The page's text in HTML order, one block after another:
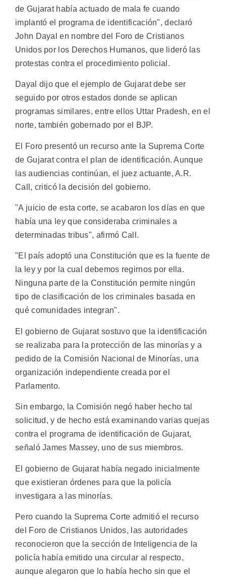
de Gujarat había actuado de mala fe cuando
implantó el programa de identificación", declaró
John Dayal en nombre del Foro de Cristianos
Unidos por los Derechos Humanos, que lideró las
protestas contra el procedimiento policial.
Dayal dijo que el ejemplo de Gujarat debe ser
seguido por otros estados donde se aplican
programas similares, entre ellos Uttar Pradesh, en el
norte, también gobernado por el BJP.
El Foro presentó un recurso ante la Suprema Corte
de Gujarat contra el plan de identificación. Aunque
las audiencias continúan, el juez actuante, A.R.
Call, criticó la decisión del gobierno.
"A juicio de esta corte, se acabaron los días en que
había una ley que consideraba criminales a
determinadas tribus", afirmó Call.
"El país adoptó una Constitución que es la fuente de
la ley y por la cual debemos regirnos por ella.
Ninguna parte de la Constitución permite ningún
tipo de clasificación de los criminales basada en
qué comunidades integran".
El gobierno de Gujarat sostuvo que la identificación
se realizaba para la protección de las minorías y a
pedido de la Comisión Nacional de Minorías, una
organización independiente creada por el
Parlamento.
Sin embargo, la Comisión negó haber hecho tal
solicitud, y de hecho está examinando varias quejas
contra el programa de identificación de Gujarat,
señaló James Massey, uno de sus miembros.
El gobierno de Gujarat había negado inicialmente
que existieran órdenes para que la policía
investigara a las minorías.
Pero cuando la Suprema Corte admitió el recurso
del Foro de Cristianos Unidos, las autoridades
reconocieron que la sección de Inteligencia de la
policía había emitido una circular al respecto,
aunque alegaron que lo había hecho sin que el